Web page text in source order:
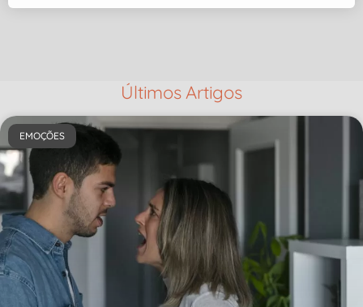
Últimos Artigos
EMOÇÕES